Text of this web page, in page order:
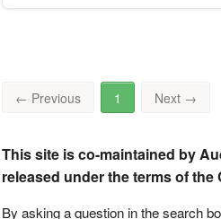
← Previous 1 Next →
This site is co-maintained by
released under the terms of
By asking a question in the search